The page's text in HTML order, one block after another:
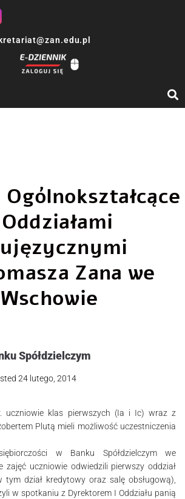
Zana we
Wschowie
Spółdzielczym
24 lutego, 2014
uczniowie klas pierwszych (Ia i Ic) wraz z
Plutą mieli możliwość uczestniczenia
w Banku Spółdzielczym we
zajęć uczniowie odwiedzili pierwszy oddział
tym dział kredytowy oraz salę obsługową),
w spotkaniu z Dyrektorem I Oddziału panią